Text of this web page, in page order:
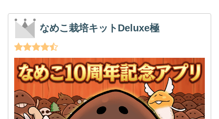
なめこ栽培キットDeluxe極